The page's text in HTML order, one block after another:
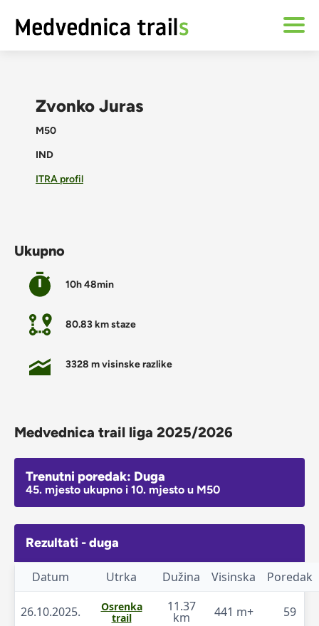
Zvonko Juras
M50
IND
ITRA profil
Ukupno
10h 48min
80.83 km staze
3328 m visinske razlike
Medvednica trail liga 2025/2026
Trenutni poredak: Duga
45. mjesto ukupno i 10. mjesto u M50
Rezultati - duga
Datum Utrka Dužina Visinska Poredak
26.10.2025.
Osrenka
trail
11.37
km 441 m+ 59